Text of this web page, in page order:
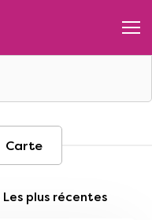
Carte
Les plus récentes